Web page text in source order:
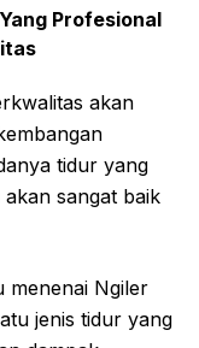
Profesional
akan
tidur yang
sangat baik
menenai Ngiler
jenis tidur yang